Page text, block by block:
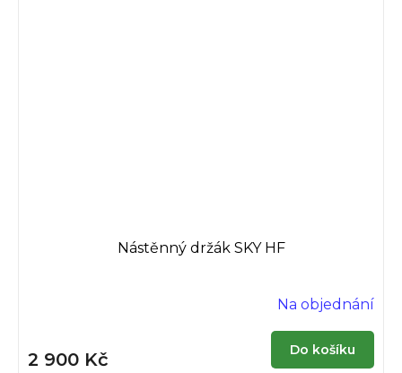
Nástěnný držák SKY HF
Na objednání
2 900 Kč Do košíku